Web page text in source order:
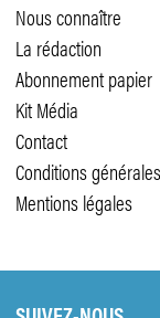
Nous connaître
La rédaction
Abonnement papier
Kit Média
Contact
Conditions
Mentions légales